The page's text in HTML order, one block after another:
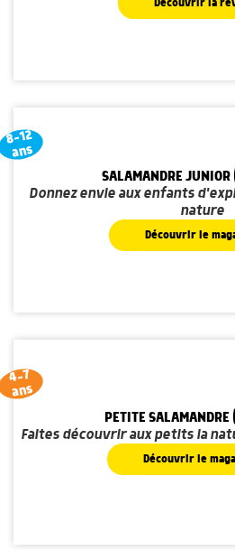
Découvrir la
8-12
ans
SALAMANDRE
Donnez envie aux enfants
nature
Découvrir le
4-7
ans
PETITE
Faites découvrir aux petits la
Découvrir le